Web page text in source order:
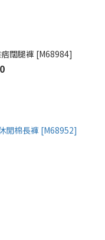
闊腿褲 [M68984]